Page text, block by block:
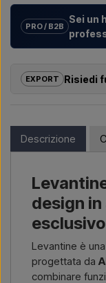
PRO / B2B
Sei un
immobiliari con
dalla scelta del
grande?
EXPORT Risiedi
webshop. Puoi
consegna e, se
link all’articolo) e
riceverai un’offerta.
Descrizione
design
esclusivo
Levantine è
progettata da
combinare